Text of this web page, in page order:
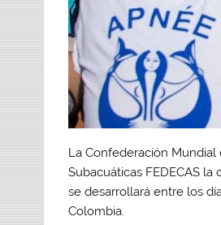
La Confederación Mundial
Subacuáticas FEDECAS
se desarrollará entre los
Colombia.